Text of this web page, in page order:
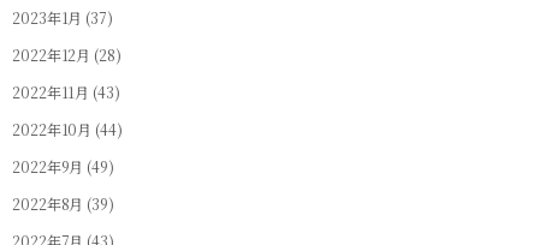
2023年1月 (37)
2022年12月 (28)
2022年11月 (43)
2022年10月 (44)
2022年9月 (49)
2022年8月 (39)